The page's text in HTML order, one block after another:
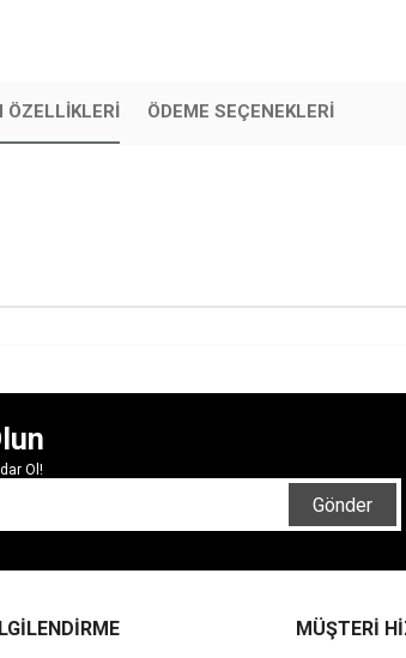
ÖZELLIKLERI ÖDEME SEÇENEKLERI
Ol!
Gönder
MÜŞTERİ